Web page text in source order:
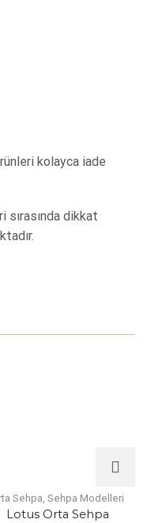
kolayca iade
sırasında dikkat
Sehpa Sehpa Modelleri
Lotus Orta Sehpa